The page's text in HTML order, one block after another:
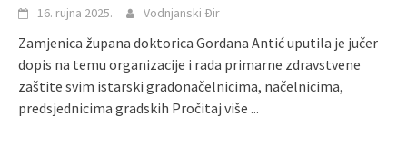
16. rujna 2025. Vodnjanski Đir
Zamjenica župana doktorica Gordana Antić uputila je jučer
dopis na temu organizacije i rada primarne zdravstvene
zaštite svim istarski gradonačelnicima, načelnicima,
predsjednicima gradskih Pročitaj više ...